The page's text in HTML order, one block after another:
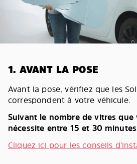
1. AVANT LA POSE
Avant la pose, vérifiez que les
correspondent à votre véhicule.
Suivant le nombre de vitres que
nécessite entre 15 et 30
Cliquez ici pour les conseils